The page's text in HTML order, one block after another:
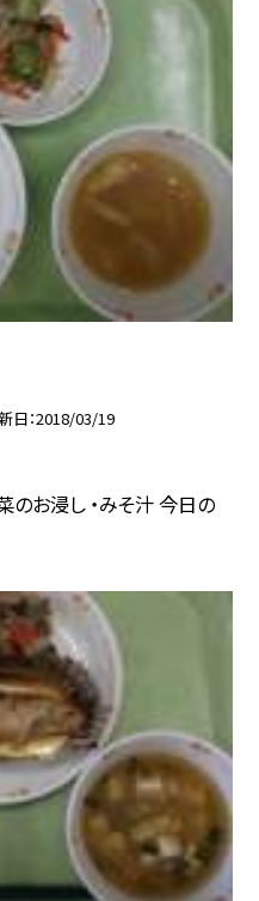
日 2018/03/19
のお浸し ・みそ汁 今日の